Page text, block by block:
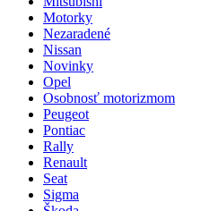
Motorky
Nezaradené
Nissan
Novinky
Opel
Osobnosť motorizmom
Peugeot
Pontiac
Rally
Renault
Seat
Sigma